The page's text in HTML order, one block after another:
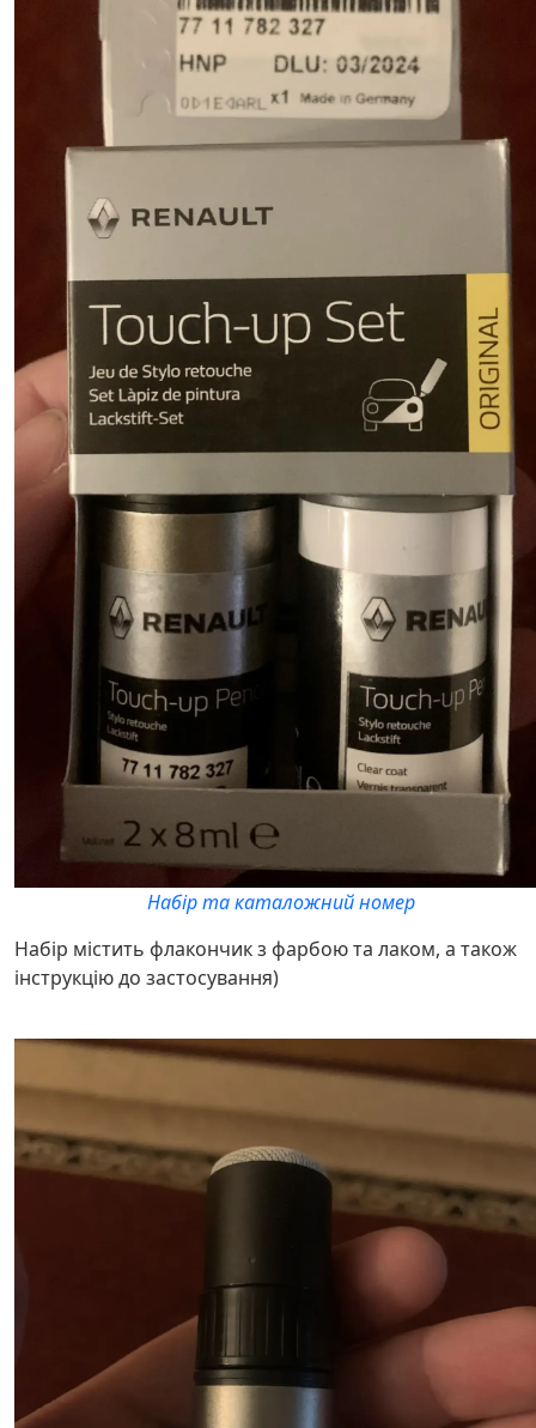
Набір та каталожний номер
Набір містить флакончик з фарбою та лаком, а також
інструкцію до застосування)